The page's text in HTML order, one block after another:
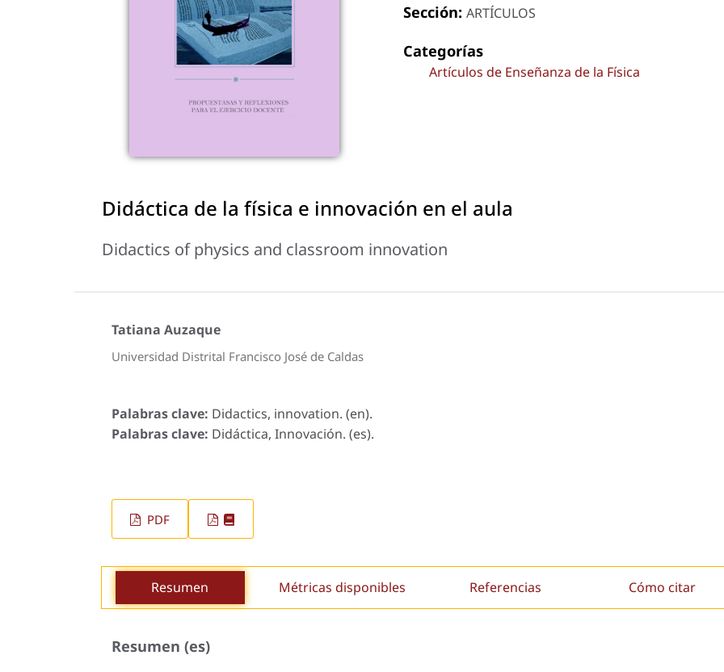
Sección: ARTÍCULOS
Categorías
Artículos de Enseñanza de la Física
Didáctica de la física e innovación en el aula
Didactics of physics and classroom innovation
Tatiana Auzaque
Universidad Distrital Francisco José de Caldas
Palabras clave: Didactics, innovation. (en).
Palabras clave: Didáctica, Innovación. (es).
PDF
Resumen Métricas disponibles Referencias Cómo citar
Resumen (es)